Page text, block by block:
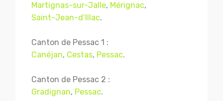
Martignas-sur-Jalle, Mérignac,
Saint-Jean-d’Illac.
Canton de Pessac 1 :
Canéjan, Cestas, Pessac.
Canton de Pessac 2 :
Gradignan, Pessac.